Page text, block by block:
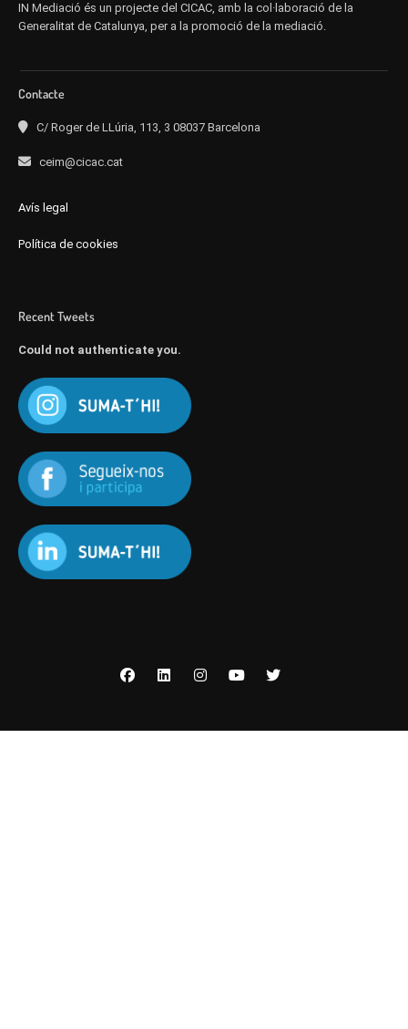
IN Mediació és un projecte del CICAC, amb la col·laboració de la
Generalitat de Catalunya, per a la promoció de la mediació.
Contacte
C/ Roger de LLúria, 113, 3 08037 Barcelona
ceim@cicac.cat
Avís legal
Política de cookies
Recent Tweets
Could not authenticate you.